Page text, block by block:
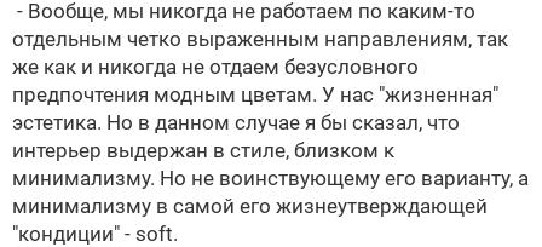
- Вообще, мы никогда не работаем по каким-то
отдельным четко выраженным направлениям, так
же как и никогда не отдаем безусловного
предпочтения модным цветам. У нас "жизненная"
эстетика. Но в данном случае я бы сказал, что
интерьер выдержан в стиле, близком к
минимализму. Но не воинствующему его варианту, а
минимализму в самой его жизнеутверждающей
"кондиции" - soft.